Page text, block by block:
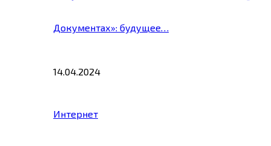
Документах»: будущее…
14.04.2024
Интернет